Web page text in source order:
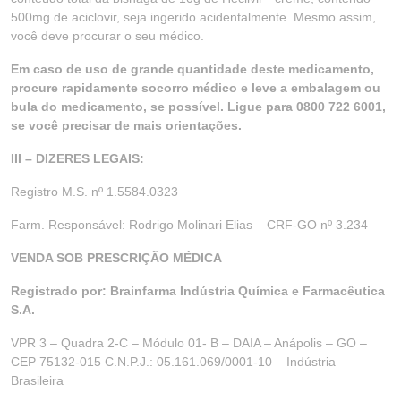
500mg de aciclovir, seja ingerido acidentalmente. Mesmo assim,
você deve procurar o seu médico.
Em caso de uso de grande quantidade deste medicamento,
procure rapidamente socorro médico e leve a embalagem ou
bula do medicamento, se possível. Ligue para 0800 722 6001,
se você precisar de mais orientações.
III – DIZERES LEGAIS:
Registro M.S. nº 1.5584.0323
Farm. Responsável: Rodrigo Molinari Elias – CRF-GO nº 3.234
VENDA SOB PRESCRIÇÃO MÉDICA
Registrado por: Brainfarma Indústria Química e Farmacêutica
S.A.
VPR 3 – Quadra 2-C – Módulo 01- B – DAIA – Anápolis – GO –
CEP 75132-015 C.N.P.J.: 05.161.069/0001-10 – Indústria
Brasileira